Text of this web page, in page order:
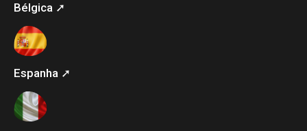
Bélgica ➚
Espanha ➚